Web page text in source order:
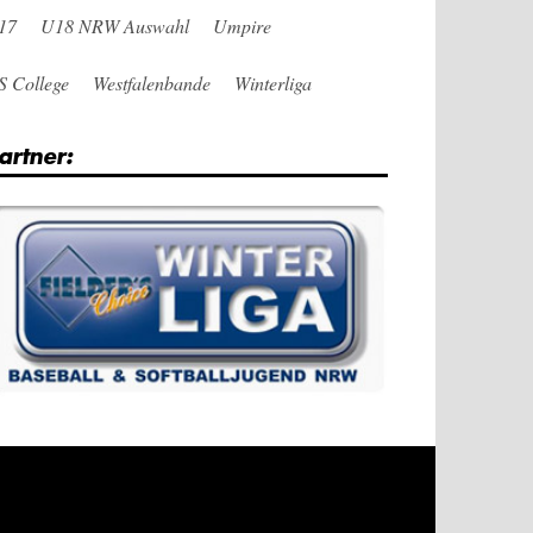
U18 NRW Auswahl Umpire
College Westfalenbande Winterliga